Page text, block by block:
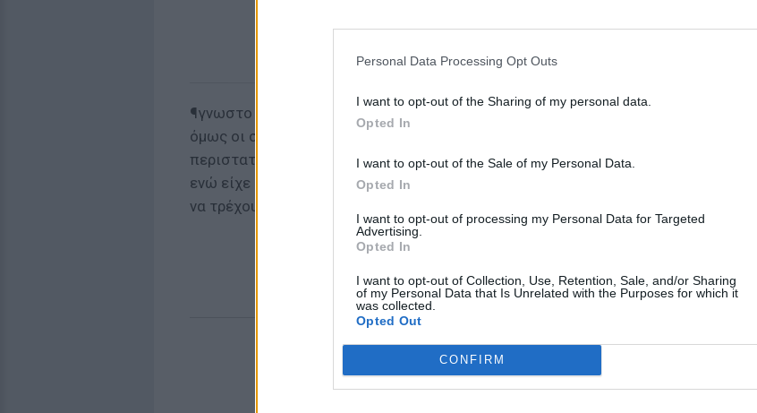
Personal Data Processing Opt Outs
I want to opt-out of the Sharing of my personal data.
Opted In
I want to opt-out of the Sale of my Personal Data.
Opted In
I want to opt-out of processing my Personal Data for Targeted
Advertising.
Opted In
I want to opt-out of Collection, Use, Retention, Sale, and/or Sharing
of my Personal Data that Is Unrelated with the Purposes for which it
was collected.
Opted Out
CONFIRM
¶γνωστο παραμένει ως τώρα ποια εταιρεία ακολουθεί αυτές τις τακτικές,
όμως οι συγκεκριμένες εικόνες δεν είναι πρωτόγνωρες. Παρόμοιο
περιστατικό είχε σημειωθεί πριν δύο χρόνια από εταιρεία καλλυντικών,
ενώ είχε ακουστεί ότι άλλες εταιρείες αναγκάζουν πολλούς εργαζομένους
να τρέχουν ημίγuμνοι στους δρόμους.